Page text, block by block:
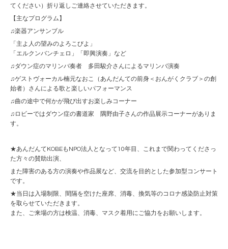
てください）折り返しご連絡させていただきます。
【主なプログラム】
♫楽器アンサンブル
「主よ人の望みのよろこびよ」
「エルクンバンチェロ」「即興演奏」など
♫ダウン症のマリンバ奏者 多田駿介さんによるマリンバ演奏
♫ゲストヴォーカル楠元なおこ（あんだんての前身＜おんがくクラブ＞の創
始者）さんによる歌と楽しいパフォーマンス
♫曲の途中で何かが飛び出すお楽しみコーナー
♫ロビーではダウン症の書道家 隅野由子さんの作品展示コーナーがありま
す。
★あんだんてKOBEもNPO法人となって10年目、これまで関わってくださっ
た方々の賛助出演、
また障害のある方の演奏や作品展など、交流を目的とした参加型コンサート
です。
★当日は入場制限、間隔を空けた座席、消毒、換気等のコロナ感染防止対策
を取らせていただきます。
また、ご来場の方は検温、消毒、マスク着用にご協力をお願いします。